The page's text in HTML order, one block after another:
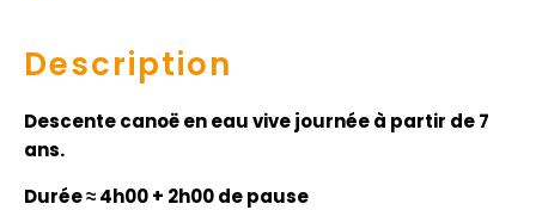
Description
Descente canoë en eau vive journée à partir de 7
ans.
Durée ≈ 4h00 + 2h00 de pause